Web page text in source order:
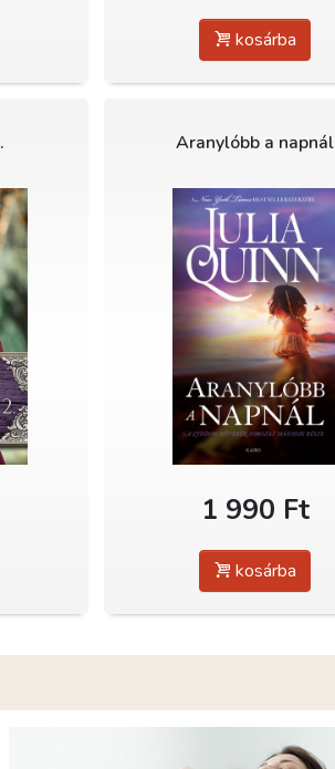
kosárba
Aranylóbb a napnál
1 990 Ft
kosárba